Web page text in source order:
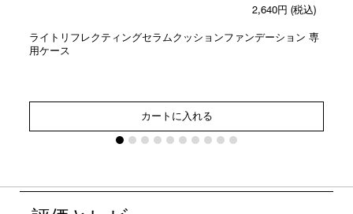
2,640円 (税込)
ライトリフレクティングセラムクッションファンデーション 専
用ケース
カートに入れる